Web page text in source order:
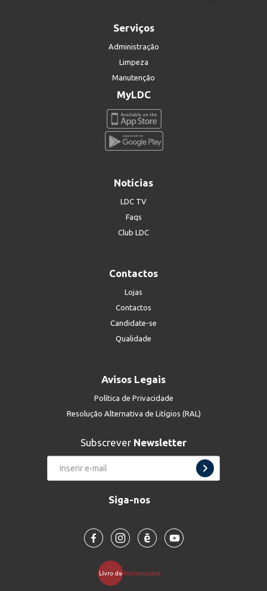
Serviços
Administração
Limpeza
Manutenção
MyLDC
Notícias
LDC TV
Faqs
Club LDC
Contactos
Lojas
Contactos
Candidate-se
Qualidade
Avisos Legais
Política de Privacidade
Resolução Alternativa de Litígios (RAL)
Subscrever Newsletter
Siga-nos